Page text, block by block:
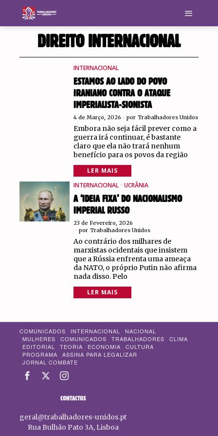
DIREITO INTERNACIONAL
INTERNACIONAL
ESTAMOS AO LADO DO POVO
IRANIANO CONTRA O ATAQUE
IMPERIALISTA-SIONISTA
4 de Março, 2026 por Trabalhadores Unidos
Embora não seja fácil prever como a
guerra irá continuar, é bastante
claro que ela não trará nenhum
benefício para os povos da região
LER MAIS
INTERNACIONAL · UCRÂNIA
A ‘IDEIA FIXA’ DO NACIONALISMO
IMPERIAL RUSSO
23 de Fevereiro, 2026
por Trabalhadores Unidos
Ao contrário dos milhares de
marxistas ocidentais que insistem
que a Rússia enfrenta uma ameaça
da NATO, o próprio Putin não afirma
nada disso. Pelo
LER MAIS
COMUNICADOS INTERNACIONAL
NACIONAL
MULHERES
COMUNICADOS TRABALHADORES
CLIMA
EDITORIAL
TEORIA ECONOMIA
CULTURA
PROGRAMA
ASSINA PARA LEGALIZAR
JORNAL COMBATE
CONTACTOS
geral@trabalhadores-unidos.pt
Rua Bulhão Pato 3A, Lisboa